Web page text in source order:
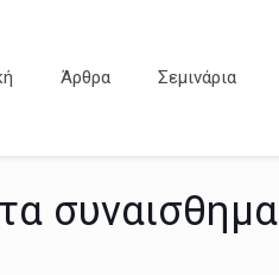
Άρθρα Σεμινάρια